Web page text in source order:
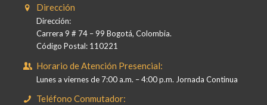
Dirección
Dirección:
Carrera 9 # 74 – 99 Bogotá, Colombia.
Código Postal: 110221
Horario de Atención Presencial:
Lunes a viernes de 7:00 a.m. – 4:00 p.m. Jornada Continua
Teléfono Conmutador: